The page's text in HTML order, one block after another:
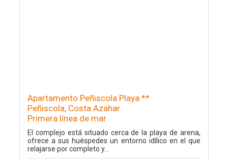
Apartamento Peñiscola Playa **
Peñiscola, Costa Azahar
Primera línea de mar
El complejo está situado cerca de la playa de arena,
ofrece a sus huéspedes un entorno idílico en el que
relajarse por completo y...